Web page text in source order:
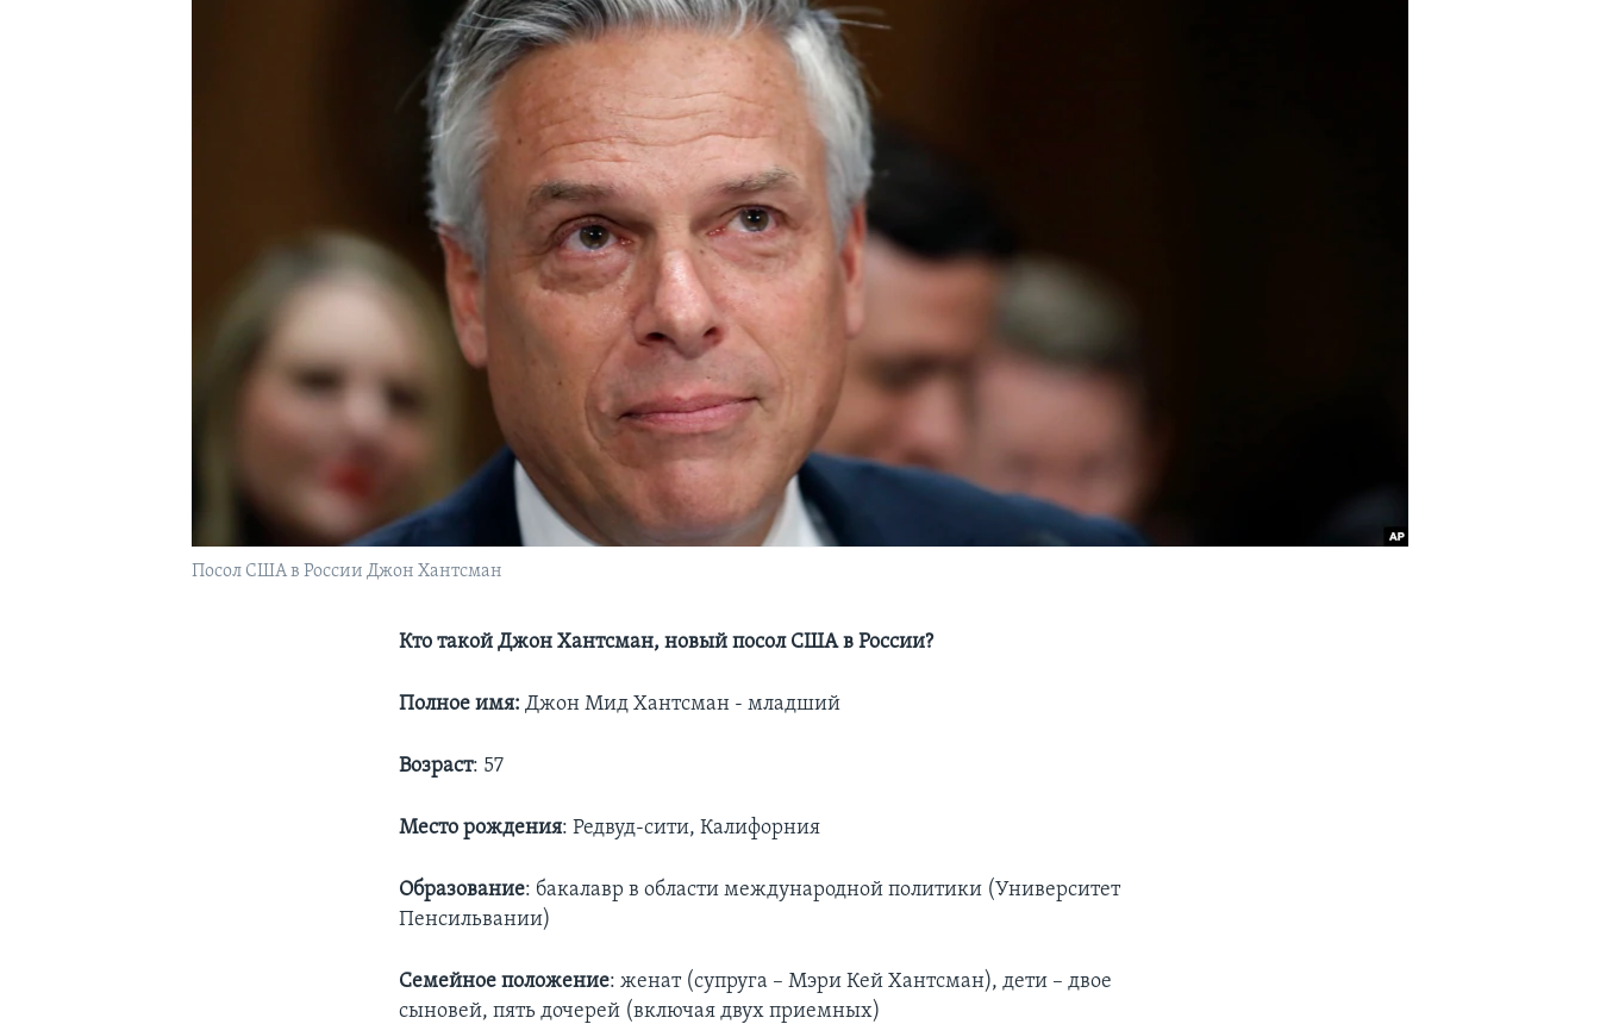
Посол США в России Джон Хантсман
Кто такой Джон Хантсман, новый посол США в России?
Полное имя: Джон Мид Хантсман - младший
Возраст: 57
Место рождения: Редвуд-сити, Калифорния
Образование: бакалавр в области международной политики (Университет
Пенсильвании)
Семейное положение: женат (супруга – Мэри Кей Хантсман), дети – двое
сыновей, пять дочерей (включая двух приемных)